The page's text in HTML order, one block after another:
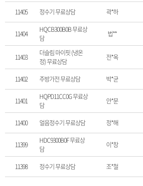
11405 정수기 무료상담 곽*하
11404
HQCB300B0B 무료상
담
법**
11403
더슬림 마이핏 (냉온
정) 무료상담
전*옥
11402 주방가전 무료상담 박*균
11401
HQPD11CC0G 무료상
담
안*문
11400 얼음정수기 무료상담 정*해
11399
HDC9300B0F 무료상
담
이*창
11398 정수기 무료상담 조*철